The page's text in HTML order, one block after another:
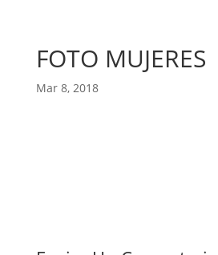
FOTO MUJERES
Mar 8, 2018